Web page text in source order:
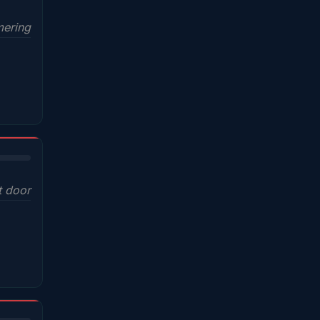
door